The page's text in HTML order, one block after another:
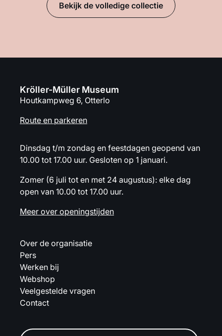
Bekijk de volledige collectie
Kröller-Müller Museum
Houtkampweg 6, Otterlo
Route en parkeren
Dinsdag t/m zondag en feestdagen geopend van
10.00 tot 17.00 uur. Gesloten op 1 januari.
Zomer (6 juli tot en met 24 augustus): elke dag
open van 10.00 tot 17.00 uur.
Meer over openingstijden
Over de organisatie
Pers
Werken bij
Webshop
Veelgestelde vragen
Contact